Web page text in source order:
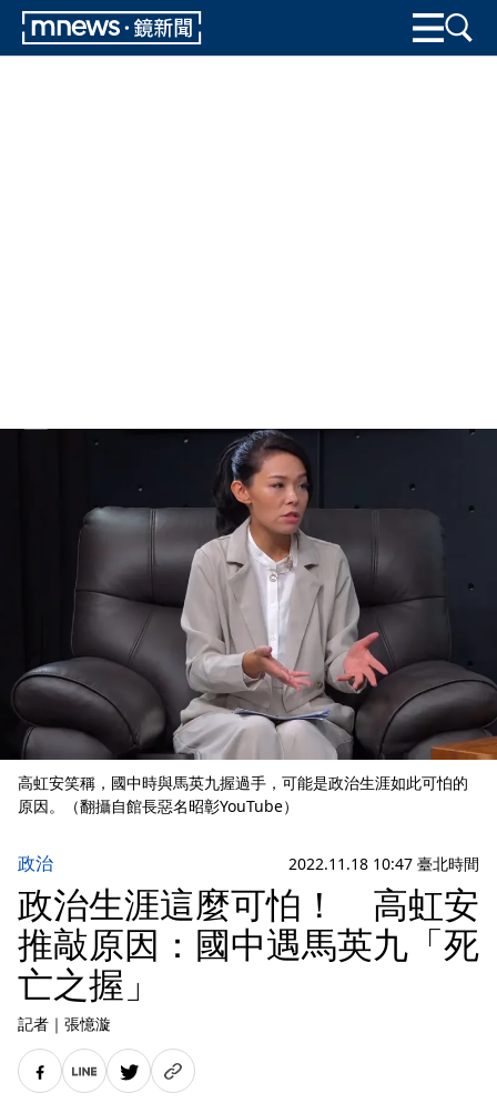
高虹安笑稱，國中時與馬英九握過手，可能是政治生涯如此可怕的
原因。（翻攝自館長惡名昭彰YouTube）
政治 2022.11.18 10:47 臺北時間
政治生涯這麼可怕！ 高虹安
推敲原因：國中遇馬英九「死
亡之握」
記者 ｜ 張憶漩